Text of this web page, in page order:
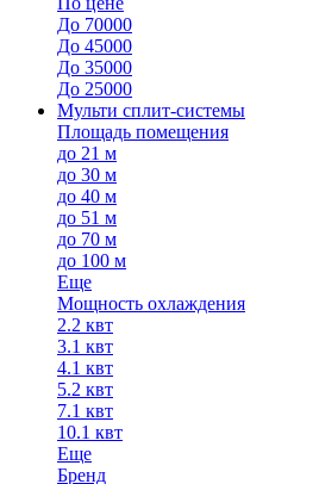
До 70000
До 45000
До 35000
До 25000
Мульти сплит-системы
Площадь помещения
до 21 м
до 30 м
до 40 м
до 51 м
до 70 м
до 100 м
Еще
Мощность охлаждения
2.2 квт
3.1 квт
4.1 квт
5.2 квт
7.1 квт
10.1 квт
Еще
Бренд